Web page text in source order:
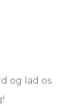
og lad os